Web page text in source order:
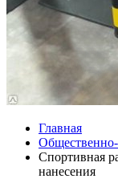
Главная
Спортивная
нанесения